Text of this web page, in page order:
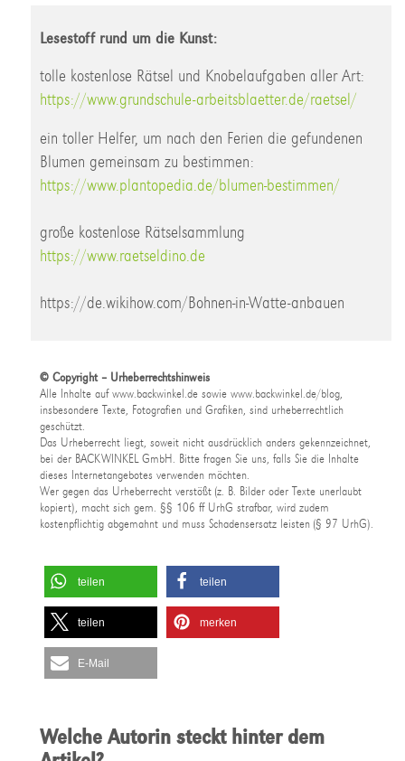
Lesestoff rund um die Kunst:
tolle kostenlose Rätsel und Knobelaufgaben aller Art:
https://www.grundschule-arbeitsblaetter.de/raetsel/
ein toller Helfer, um nach den Ferien die gefundenen
Blumen gemeinsam zu bestimmen:
https://www.plantopedia.de/blumen-bestimmen/
große kostenlose Rätselsammlung
https://www.raetseldino.de
https://de.wikihow.com/Bohnen-in-Watte-anbauen
© Copyright – Urheberrechtshinweis
Alle Inhalte auf www.backwinkel.de sowie www.backwinkel.de/blog,
insbesondere Texte, Fotografien und Grafiken, sind urheberrechtlich
geschützt.
Das Urheberrecht liegt, soweit nicht ausdrücklich anders gekennzeichnet,
bei der BACKWINKEL GmbH. Bitte fragen Sie uns, falls Sie die Inhalte
dieses Internetangebotes verwenden möchten.
Wer gegen das Urheberrecht verstößt (z. B. Bilder oder Texte unerlaubt
kopiert), macht sich gem. §§ 106 ff UrhG strafbar, wird zudem
kostenpflichtig abgemahnt und muss Schadensersatz leisten (§ 97 UrhG).
teilen teilen
teilen merken
E-Mail
Welche Autorin steckt hinter dem